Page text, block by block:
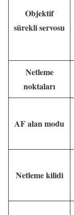
Objektif
sürekli servosu
Netleme
noktaları
AF alan modu
Netleme kilidi